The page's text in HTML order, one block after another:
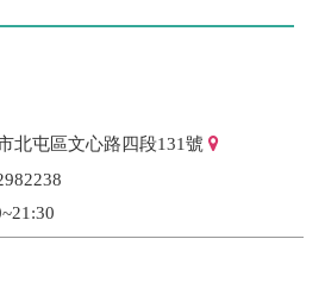
北屯區文心路四段131號